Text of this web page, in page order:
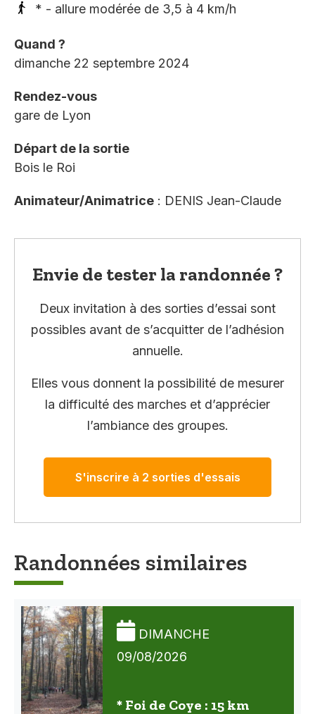
* - allure modérée de 3,5 à 4 km/h
Quand ?
dimanche 22 septembre 2024
Rendez-vous
gare de Lyon
Départ de la sortie
Bois le Roi
Animateur/Animatrice : DENIS Jean-Claude
Envie de tester la randonnée ?
Deux invitation à des sorties d’essai sont
possibles avant de s’acquitter de l’adhésion
annuelle.
Elles vous donnent la possibilité de mesurer
la difficulté des marches et d’apprécier
l’ambiance des groupes.
S'inscrire à 2 sorties d'essais
Randonnées similaires
DIMANCHE
09/08/2026
* Foi de Coye : 15 km